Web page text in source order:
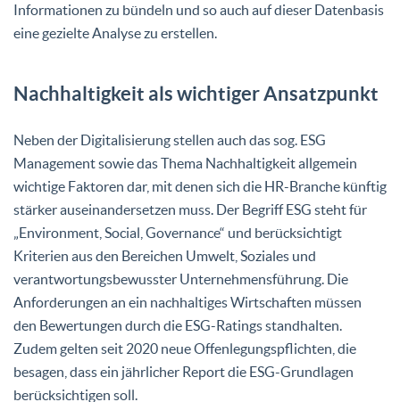
Informationen zu bündeln und so auch auf dieser Datenbasis
eine gezielte Analyse zu erstellen.
Nachhaltigkeit als wichtiger Ansatzpunkt
Neben der Digitalisierung stellen auch das sog. ESG
Management sowie das Thema Nachhaltigkeit allgemein
wichtige Faktoren dar, mit denen sich die HR-Branche künftig
stärker auseinandersetzen muss. Der Begriff ESG steht für
„Environment, Social, Governance“ und berücksichtigt
Kriterien aus den Bereichen Umwelt, Soziales und
verantwortungsbewusster Unternehmensführung. Die
Anforderungen an ein nachhaltiges Wirtschaften müssen
den Bewertungen durch die ESG-Ratings standhalten.
Zudem gelten seit 2020 neue Offenlegungspflichten, die
besagen, dass ein jährlicher Report die ESG-Grundlagen
berücksichtigen soll.